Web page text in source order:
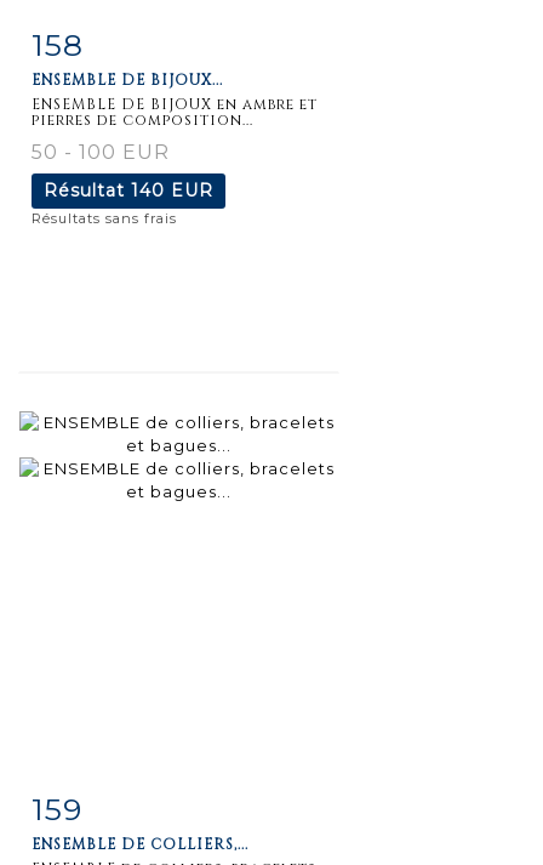
détaillée
158
ENSEMBLE DE BIJOUX...
ENSEMBLE DE BIJOUX en ambre et
pierres de composition...
50 - 100 EUR
Résultat 140 EUR
Résultats sans frais
détaillée
159
ENSEMBLE DE COLLIERS,...